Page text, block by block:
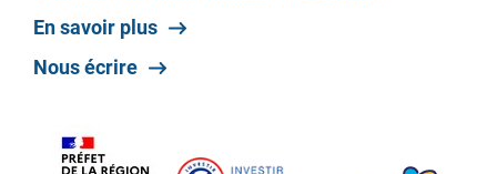
En savoir plus
Nous écrire